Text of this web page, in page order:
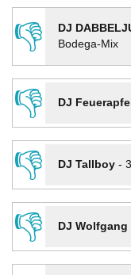
👎
DJ
Bodega-Mix
👎
DJ Feuerapfel
👎
DJ Tallboy-
👎
DJ Wolfgang